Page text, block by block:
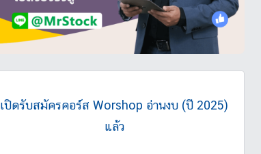
เปิดรับสมัครคอร์ส Worshop อ่านงบ (ปี 2025)
แล้ว